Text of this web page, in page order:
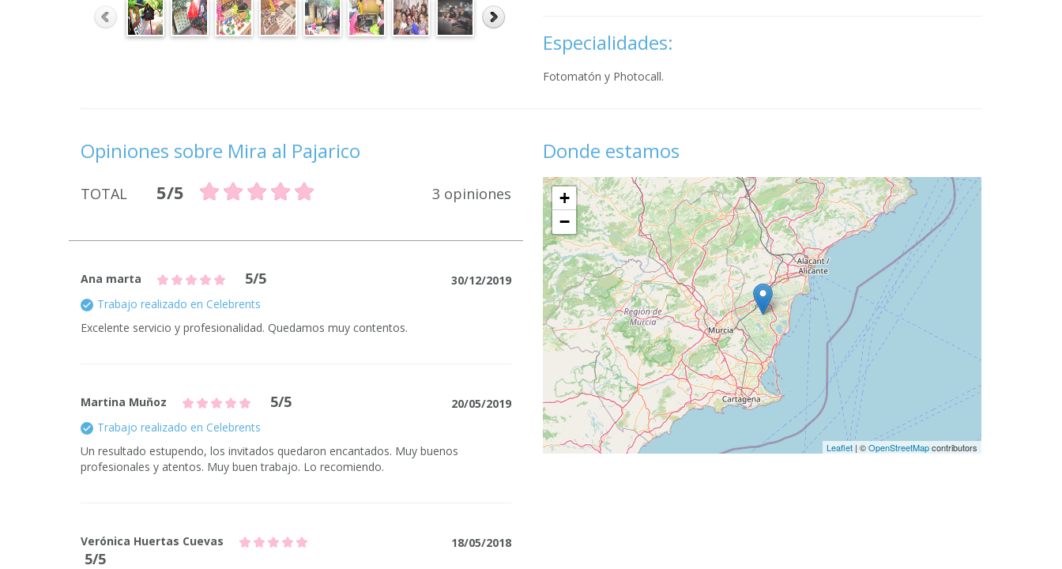
Especialidades:
Fotomatón y Photocall.
Opiniones sobre Mira al Pajarico
TOTAL 5/5 3 opiniones
Ana marta 5/5
30/12/2019
Trabajo realizado en Celebrents
Excelente servicio y profesionalidad. Quedamos muy contentos.
Martina Muňoz 5/5
20/05/2019
Trabajo realizado en Celebrents
Un resultado estupendo, los invitados quedaron encantados. Muy buenos
profesionales y atentos. Muy buen trabajo. Lo recomiendo.
Verónica Huertas Cuevas
5/5
18/05/2018
Donde estamos
+
−
Leaflet | ©OpenStreetMapcontributors